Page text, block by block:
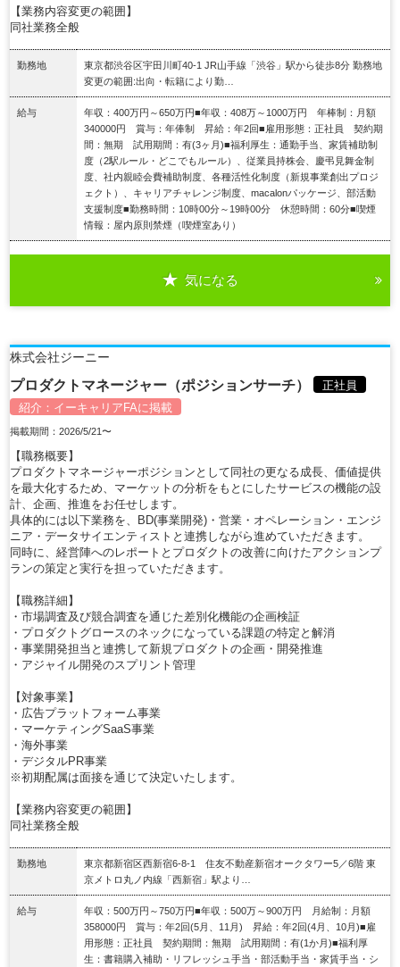
【業務内容変更の範囲】
同社業務全般
勤務地
東京都渋谷区宇田川町40-1 JR山手線「渋谷」駅から徒歩8分 勤務地
変更の範囲:出向・転籍により勤…
給与
年収：400万円～650万円■年収：408万～1000万円 年棒制：月額
340000円 賞与：年俸制 昇給：年2回■雇用形態：正社員 契約期
間：無期 試用期間：有(3ヶ月)■福利厚生：通勤手当、家賃補助制
度（2駅ルール・どこでもルール）、従業員持株会、慶弔見舞金制
度、社内親睦会費補助制度、各種活性化制度（新規事業創出プロジ
ェクト）、キャリアチャレンジ制度、macalonパッケージ、部活動
支援制度■勤務時間：10時00分～19時00分 休憩時間：60分■喫煙
情報：屋内原則禁煙（喫煙室あり）
気になる
株式会社ジーニー
プロダクトマネージャー（ポジションサーチ）
正社員
紹介： イーキャリアFAに掲載
掲載期間：2026/5/21〜
【職務概要】
プロダクトマネージャーポジションとして同社の更なる成長、価値提供
を最大化するため、マーケットの分析をもとにしたサービスの機能の設
計、企画、推進をお任せします。
具体的には以下業務を、BD(事業開発)・営業・オペレーション・エンジ
ニア・データサイエンティストと連携しながら進めていただきます。
同時に、経営陣へのレポートとプロダクトの改善に向けたアクションプ
ランの策定と実行を担っていただきます。
【職務詳細】
・市場調査及び競合調査を通じた差別化機能の企画検証
・プロダクトグロースのネックになっている課題の特定と解消
・事業開発担当と連携して新規プロダクトの企画・開発推進
・アジャイル開発のスプリント管理
【対象事業】
・広告プラットフォーム事業
・マーケティングSaaS事業
・海外事業
・デジタルPR事業
※初期配属は面接を通じて決定いたします。
【業務内容変更の範囲】
同社業務全般
勤務地
東京都新宿区西新宿6-8-1 住友不動産新宿オークタワー5／6階 東
京メトロ丸ノ内線「西新宿」駅より…
給与
年収：500万円～750万円■年収：500万～900万円 月給制：月額
358000円 賞与：年2回(5月、11月) 昇給：年2回(4月、10月)■雇
用形態：正社員 契約期間：無期 試用期間：有(1か月)■福利厚
生：書籍購入補助・リフレッシュ手当・部活動手当・家賃手当・シ